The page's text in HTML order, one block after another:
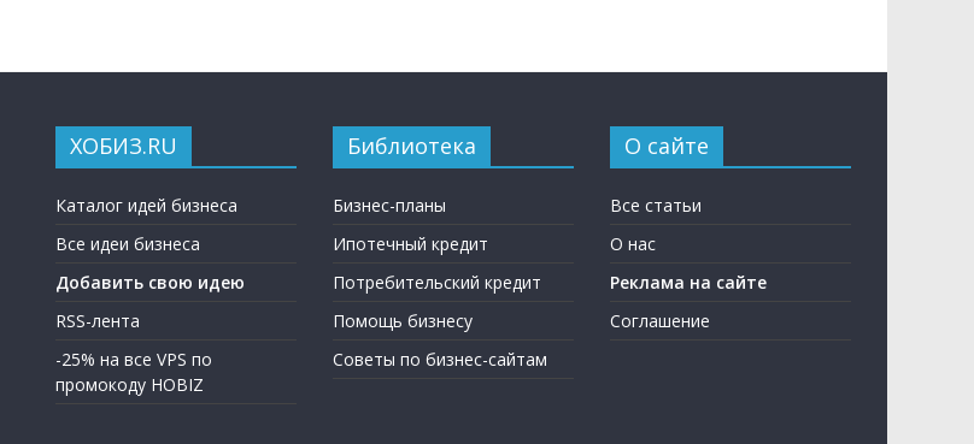
ХОБИЗ.RU
Каталог идей бизнеса
Все идеи бизнеса
Добавить свою идею
RSS-лента
-25% на все VPS по
промокоду HOBIZ
Библиотека
Бизнес-планы
Ипотечный кредит
Потребительский кредит
Помощь бизнесу
Советы по бизнес-сайтам
О сайте
Все статьи
О нас
Реклама на сайте
Соглашение